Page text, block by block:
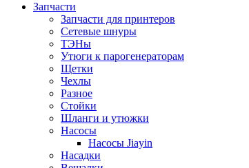
Запчасти
Запчасти для принтеров
Сетевые шнуры
ТЭНы
Утюги к парогенераторам
Щетки
Чехлы
Разное
Стойки
Шланги и утюжки
Насосы
Насосы Jiayin
Насадки